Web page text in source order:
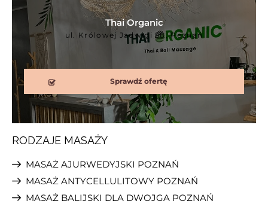
Thai Organic
ul. Królowej Jadwigi 58, Poznań
Sprawdź ofertę
Thai Organic
ul. Królowej Jadwigi 58, Poznań
RODZAJE MASAŻY
MASAŻ AJURWEDYJSKI POZNAŃ
MASAŻ ANTYCELLULITOWY POZNAŃ
MASAŻ BALIJSKI DLA DWOJGA POZNAŃ